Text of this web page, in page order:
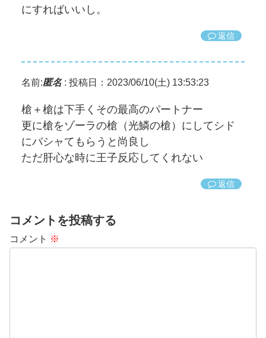
にすればいいし。
返信
名前:匿名: 投稿日：2023/06/10(土) 13:53:23
槍＋槍は下手くその最高のパートナー
更に槍をゾーラの槍（光鱗の槍）にしてシド
にバシャてもらうと尚良し
ただ肝心な時に王子反応してくれない
返信
コメントを投稿する
コメント ※